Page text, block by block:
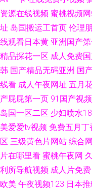
资源在线视频 蜜桃视频
址 岛国搬运工首页 伦理
线观看日本黄 亚洲国产
精品探花一区 成人免费
韩 国产精品无码亚洲 国
线看 成人午夜网址 五月
产屁屁第一页 91国产视
岛国一区二区 少妇喷水
美爱爱tv视频 免费五月丁
区 三级黄色片网站 综合
片在哪里看 蜜桃午夜网
利所导航视频 成人片免费
欧美 午夜视频123 日本